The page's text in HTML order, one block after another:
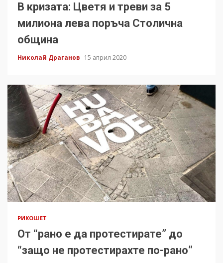
В кризата: Цветя и треви за 5
милиона лева поръча Столична
община
Николай Драганов 15 април 2020
РИКОШЕТ
От “рано е да протестирате” до
“защо не протестирахте по-рано”